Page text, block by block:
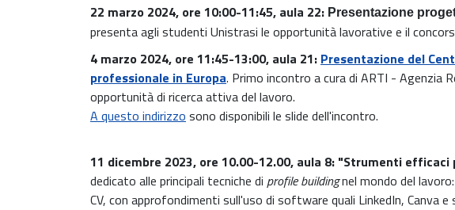
22 marzo 2024, ore 10:00-11:45, aula 22: Presentazione
presenta agli studenti Unistrasi le opportunità lavorative e il
4 marzo 2024, ore 11:45-13:00, aula 21: Presentazione del
professionale in Europa. Primo incontro a cura di ARTI - Agenzia
opportunità di ricerca attiva del lavoro.
A questo indirizzo sono disponibili le slide dell'incontro.
11 dicembre 2023, ore 10.00-12.00, aula 8: "Strumenti efficaci
dedicato alle principali tecniche di profile buildingnel mondo del
CV, con approfondimenti sull'uso di software quali LinkedIn, Canva e